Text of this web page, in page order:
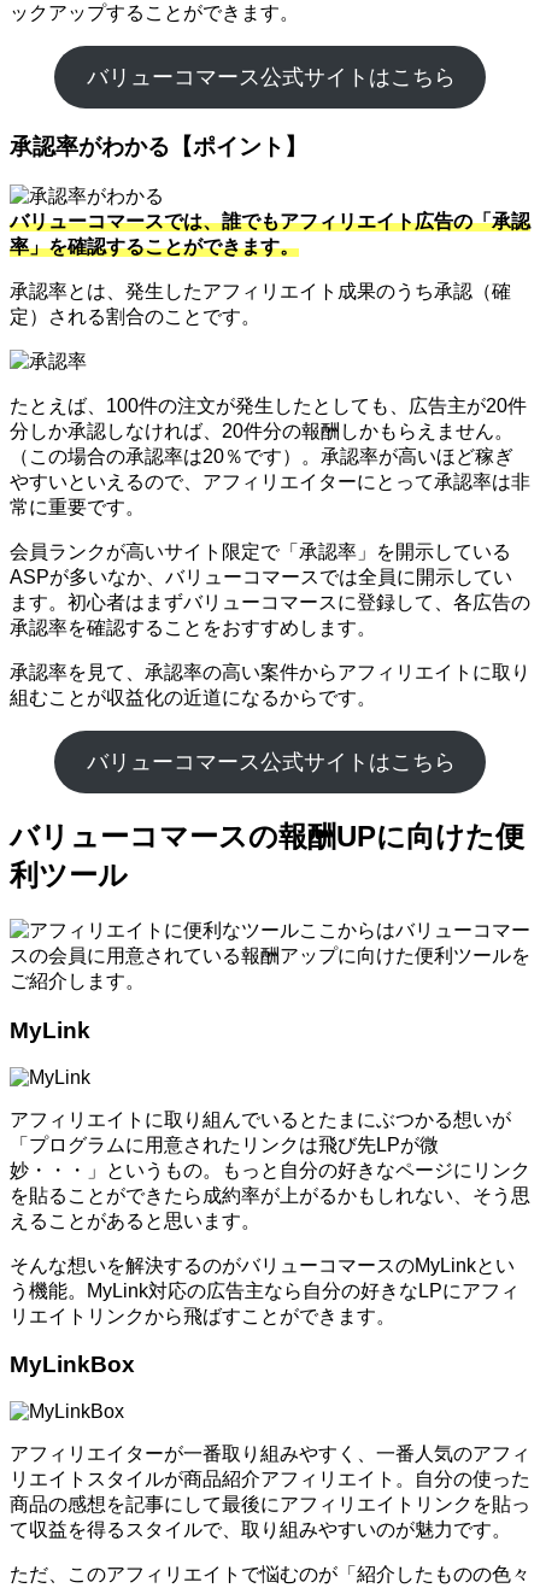
ックアップすることができます。
バリューコマース公式サイトはこちら
承認率がわかる【ポイント】
バリューコマースでは、誰でもアフィリエイト広告の「承認
率」を確認することができます。
承認率とは、発生したアフィリエイト成果のうち承認（確
定）される割合のことです。
たとえば、100件の注文が発生したとしても、広告主が20件
分しか承認しなければ、20件分の報酬しかもらえません。
（この場合の承認率は20％です）。承認率が高いほど稼ぎ
やすいといえるので、アフィリエイターにとって承認率は非
常に重要です。
会員ランクが高いサイト限定で「承認率」を開示している
ASPが多いなか、バリューコマースでは全員に開示してい
ます。初心者はまずバリューコマースに登録して、各広告の
承認率を確認することをおすすめします。
承認率を見て、承認率の高い案件からアフィリエイトに取り
組むことが収益化の近道になるからです。
バリューコマース公式サイトはこちら
バリューコマースの報酬UPに向けた便
利ツール
ここからはバリューコマー
スの会員に用意されている報酬アップに向けた便利ツールを
ご紹介します。
MyLink
アフィリエイトに取り組んでいるとたまにぶつかる想いが
「プログラムに用意されたリンクは飛び先LPが微
妙・・・」というもの。もっと自分の好きなページにリンク
を貼ることができたら成約率が上がるかもしれない、そう思
えることがあると思います。
そんな想いを解決するのがバリューコマースのMyLinkとい
う機能。MyLink対応の広告主なら自分の好きなLPにアフィ
リエイトリンクから飛ばすことができます。
MyLinkBox
アフィリエイターが一番取り組みやすく、一番人気のアフィ
リエイトスタイルが商品紹介アフィリエイト。自分の使った
商品の感想を記事にして最後にアフィリエイトリンクを貼っ
て収益を得るスタイルで、取り組みやすいのが魅力です。
ただ、このアフィリエイトで悩むのが「紹介したものの色々